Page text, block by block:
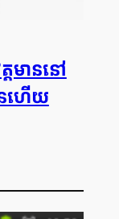
តមាន​នៅ​
ហើយ